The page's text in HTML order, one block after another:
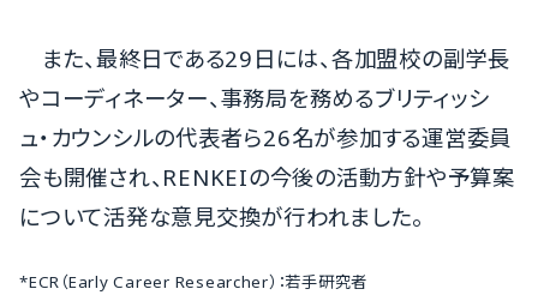
また、最終日である29日には、各加盟校の副学長
やコーディネーター、事務局を務めるブリティッシ
ュ・カウンシルの代表者ら26名が参加する運営委員
会も開催され、RENKEIの今後の活動方針や予算案
について活発な意見交換が行われました。
*ECR（Early Career Researcher）：若手研究者